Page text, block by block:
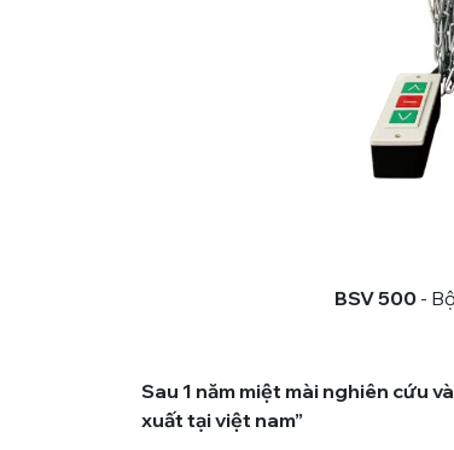
BSV 500-
Sau 1 năm miệt mài nghiên cứu
xuất tại việt nam”